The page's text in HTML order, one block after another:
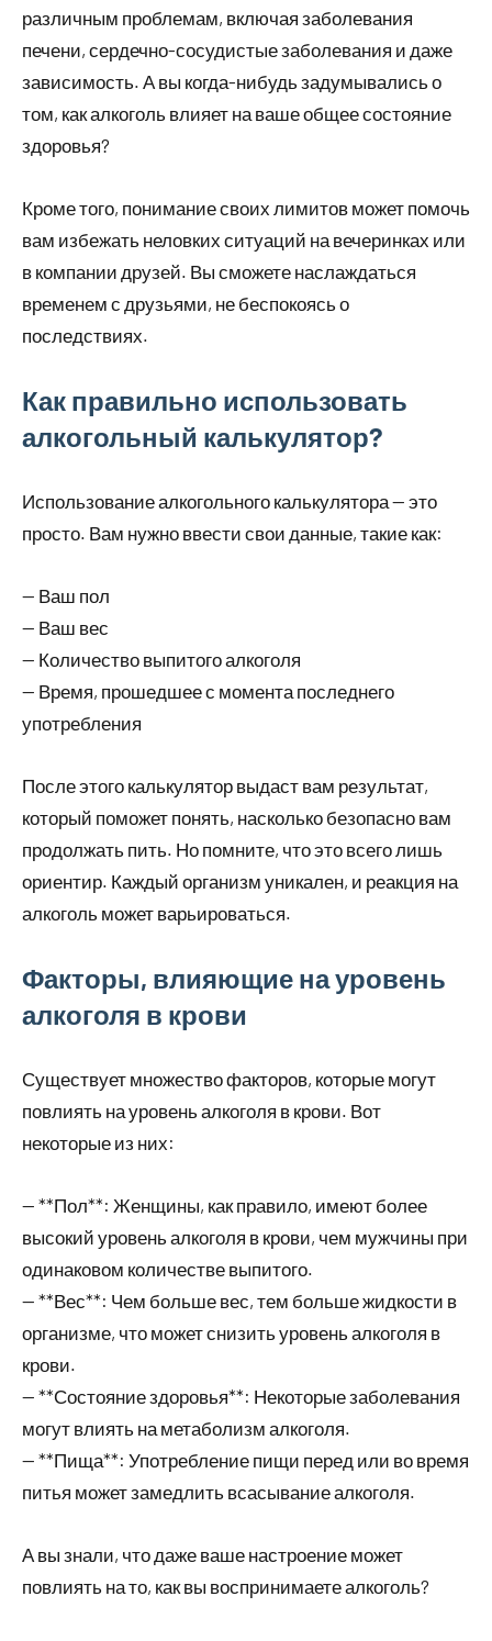
различным проблемам, включая заболевания
печени, сердечно-сосудистые заболевания и даже
зависимость. А вы когда-нибудь задумывались о
том, как алкоголь влияет на ваше общее состояние
здоровья?
Кроме того, понимание своих лимитов может помочь
вам избежать неловких ситуаций на вечеринках или
в компании друзей. Вы сможете наслаждаться
временем с друзьями, не беспокоясь о
последствиях.
Как правильно использовать
алкогольный калькулятор?
Использование алкогольного калькулятора — это
просто. Вам нужно ввести свои данные, такие как:
— Ваш пол
— Ваш вес
— Количество выпитого алкоголя
— Время, прошедшее с момента последнего
употребления
После этого калькулятор выдаст вам результат,
который поможет понять, насколько безопасно вам
продолжать пить. Но помните, что это всего лишь
ориентир. Каждый организм уникален, и реакция на
алкоголь может варьироваться.
Факторы, влияющие на уровень
алкоголя в крови
Существует множество факторов, которые могут
повлиять на уровень алкоголя в крови. Вот
некоторые из них:
— **Пол**: Женщины, как правило, имеют более
высокий уровень алкоголя в крови, чем мужчины при
одинаковом количестве выпитого.
— **Вес**: Чем больше вес, тем больше жидкости в
организме, что может снизить уровень алкоголя в
крови.
— **Состояние здоровья**: Некоторые заболевания
могут влиять на метаболизм алкоголя.
— **Пища**: Употребление пищи перед или во время
питья может замедлить всасывание алкоголя.
А вы знали, что даже ваше настроение может
повлиять на то, как вы воспринимаете алкоголь?